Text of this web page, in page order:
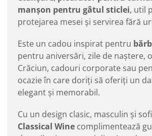
manșon pentru gâtul sticlei, util
protejarea mesei și servirea fără
Este un cadou inspirat pentru
pentru aniversări, zile de naștere,
Crăciun, cadouri corporate sau
ocazie în care doriți să oferiți un
elegant și memorabil.
Cu un design clasic, masculin și
Classical Wine complimentează